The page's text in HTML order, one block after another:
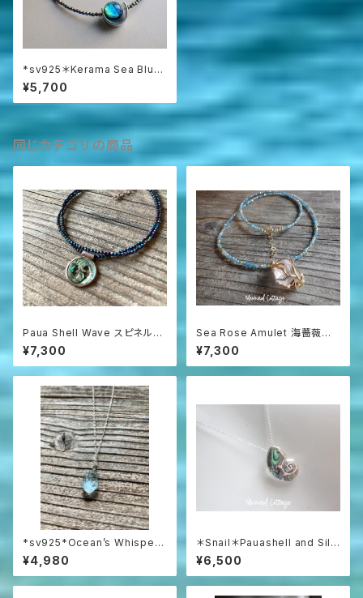
*sv925＊Kerama Sea Blue
オーシャンブルーホタルガラス
のブラックスピネルネックレス
¥5,700
同じカテゴリの商品
Paua Shell Wave スピネルネ
ックレス sv925
¥7,300
Sea Rose Amulet 海薔薇の
お守り ローズクォーツとアパタ
イトのネックレス
¥7,300
*sv925*Ocean’s Whisper
– Raw Aquamarine Pendan
t アクアマリンラフロックのネッ
クレス
¥4,980
＊Snail＊Pauashell and Silv
er 925 シルバー925とパウア
シェルの巻貝ネックレス
¥6,500